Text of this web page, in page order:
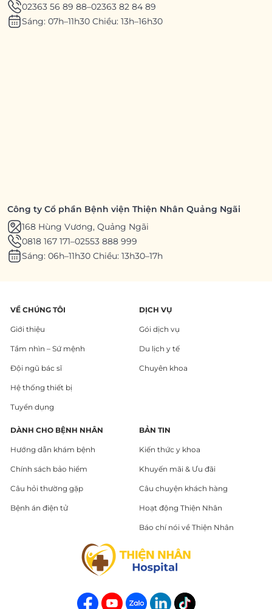
02363 56 89 88–02363 82 84 89
Sáng: 07h–11h30 Chiều: 13h–16h30
Công ty Cổ phần Bệnh viện Thiện Nhân Quảng Ngãi
168 Hùng Vương, Quảng Ngãi
0818 167 171–02553 888 999
Sáng: 06h–11h30 Chiều: 13h30–17h
VỀ CHÚNG TÔI
Giới thiệu
Tầm nhìn – Sứ mệnh
Đội ngũ bác sĩ
Hệ thống thiết bị
Tuyển dụng
DỊCH VỤ
Gói dịch vụ
Du lịch y tế
Chuyên khoa
DÀNH CHO BỆNH NHÂN
Hướng dẫn khám bệnh
Chính sách bảo hiểm
Câu hỏi thường gặp
Bệnh án điện tử
BẢN TIN
Kiến thức y khoa
Khuyến mãi & Ưu đãi
Câu chuyện khách hàng
Hoạt động Thiện Nhân
Báo chí nói về Thiện Nhân